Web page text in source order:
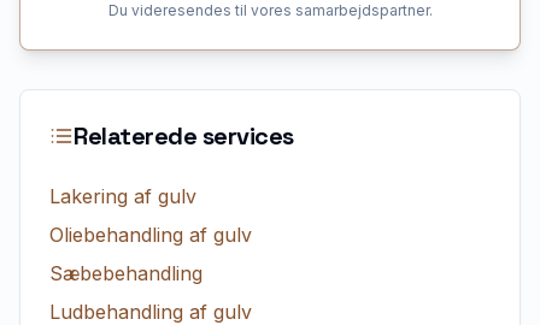
Du videresendes til vores samarbejdspartner.
Relaterede services
Lakering af gulv
Oliebehandling af gulv
Sæbebehandling
Ludbehandling af gulv